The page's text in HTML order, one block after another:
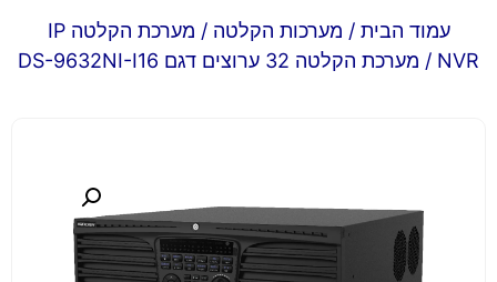
עמוד הבית / מערכות הקלטה /
מערכת הקלטה IP
NVR / מערכת הקלטה 32 ערוצים דגם DS-9632NI-I16